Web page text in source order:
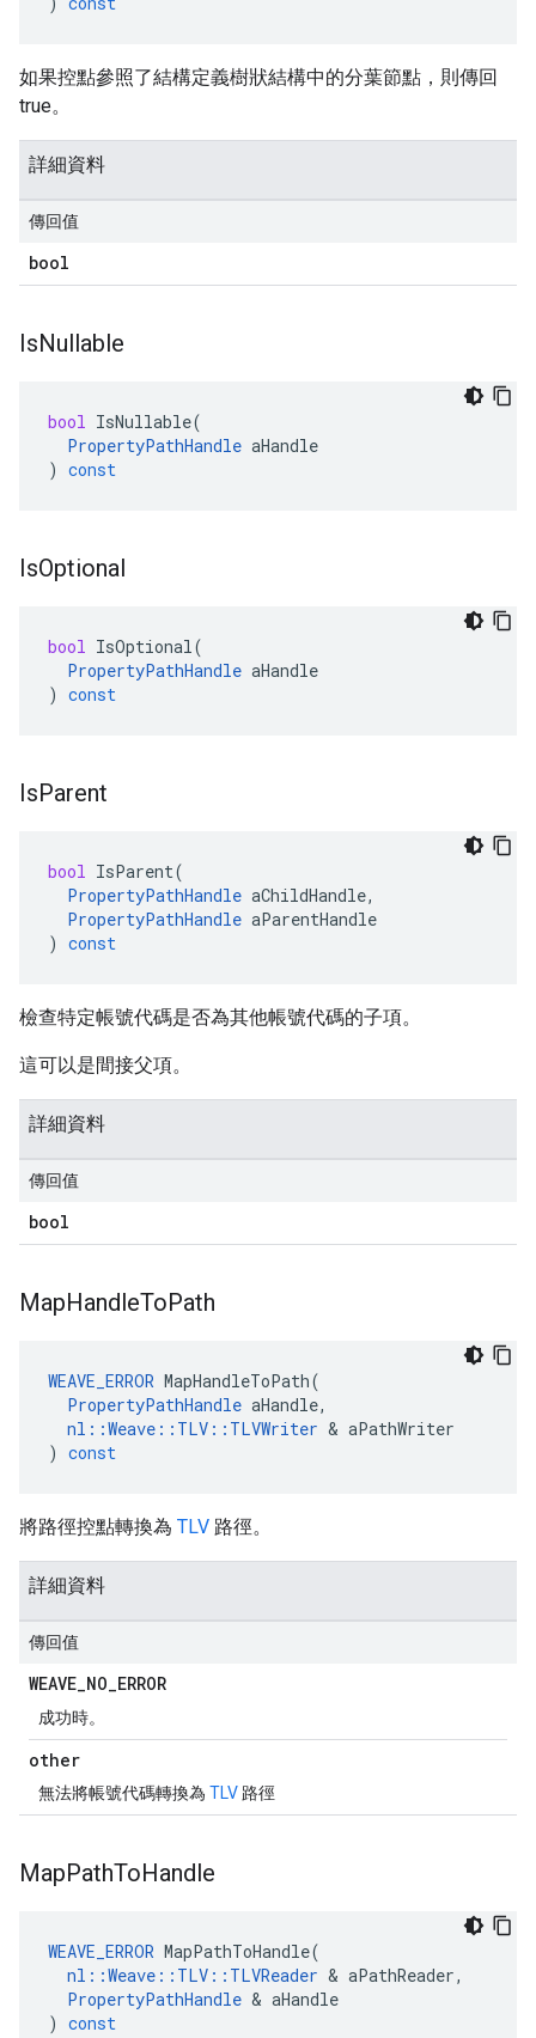
如果控點參照了結構定義樹狀結構中的分葉節點，則傳回
true。
詳細資料
傳回值
bool
IsNullable
bool IsNullable(
PropertyPathHandle aHandle
) const
IsOptional
bool IsOptional(
PropertyPathHandle aHandle
) const
IsParent
bool IsParent(
PropertyPathHandle aChildHandle,
PropertyPathHandle aParentHandle
) const
檢查特定帳號代碼是否為其他帳號代碼的子項。
這可以是間接父項。
詳細資料
傳回值
bool
MapHandleToPath
WEAVE_ERROR MapHandleToPath(
PropertyPathHandle aHandle,
nl ::Weave :: TLV :: TLVWriter & aPathWriter
) const
將路徑控點轉換為 TLV 路徑。
詳細資料
傳回值
WEAVE_NO_ERROR
成功時。
other
無法將帳號代碼轉換為 TLV 路徑
MapPathToHandle
WEAVE_ERROR MapPathToHandle(
nl ::Weave :: TLV :: TLVReader & aPathReader,
PropertyPathHandle & aHandle
) const